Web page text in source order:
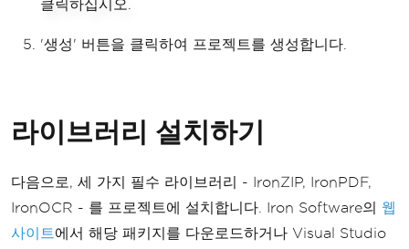
'생성' 버튼을 클릭하여 프로젝트를 생성합니다.
라이브러리 설치하기
다음으로, 세 가지 필수 라이브러리 - IronZIP, IronPDF,
IronOCR - 를 프로젝트에 설치합니다. Iron Software의 웹
사이트에서 해당 패키지를 다운로드하거나 Visual Studio